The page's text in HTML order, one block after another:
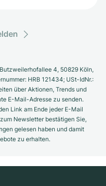
4, 50829 Köln,
HRB 121434; USt-IdNr.:
über Aktionen, Trends und
E-Mail-Adresse zu senden.
Link am Ende jeder E-Mail
Newsletter bestätigen Sie,
gelesen haben und damit
zu erhalten.